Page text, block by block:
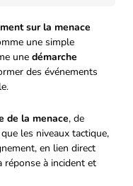
sur la menace
une simple
une démarche
des événements
de la menace, de
les niveaux tactique,
en lien direct
réponse à incident et